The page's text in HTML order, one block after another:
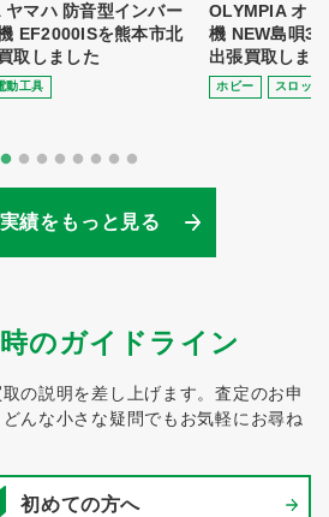
ヤマハ 防音型インバー
EF2000ISを熊本市北
取しました
動⼯具
OLYMPIA オ
機 NEW島唄
出張買取しま
ホビー スロット
績をもっと見る
のガイドライン
の説明を差し上げます。査定のお申
んな小さな疑問でもお気軽にお尋ね
初めての方へ